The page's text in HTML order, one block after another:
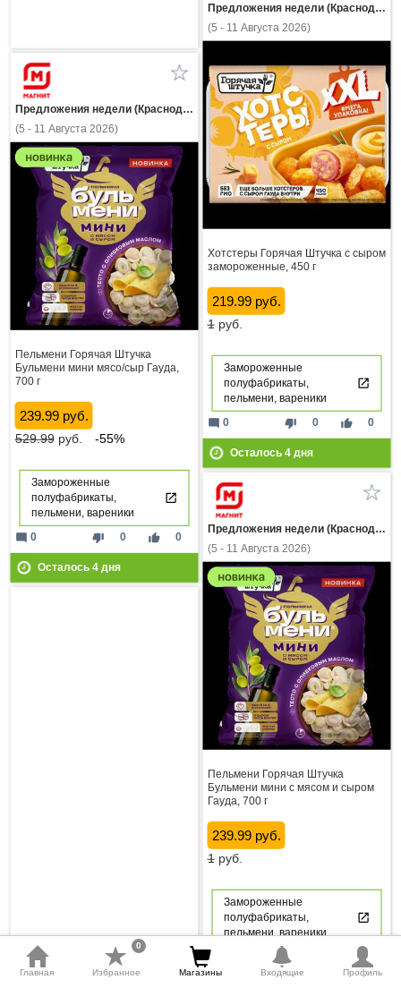
Предложения недели (Краснодарский край)
(5 - 11 Августа 2026)
Хотстеры Горячая Штучка с сыром
замороженные, 450 г
219.99 руб.
1руб.
Замороженные
полуфабрикаты,
пельмени, вареники
thumb_down 0 thumb_up 0
mode_comment 0
Осталось 4дня
Предложения недели (Краснодарский край)
(5 - 11 Августа 2026)
Пельмени Горячая Штучка
Бульмени мини мясо/сыр Гауда,
700 г
239.99 руб.
529.99руб. -55%
Замороженные
полуфабрикаты,
пельмени, вареники
thumb_down 0 thumb_up 0
mode_comment 0
Осталось 4дня
Предложения недели (Краснодарский край)
(5 - 11 Августа 2026)
Пельмени Горячая Штучка
Бульмени мини с мясом и сыром
Гауда, 700 г
239.99 руб.
1руб.
Замороженные
полуфабрикаты,
пельмени, вареники
thumb_down 0
mode_comment
Главная Избранное
0
Магазины Входящие Профиль